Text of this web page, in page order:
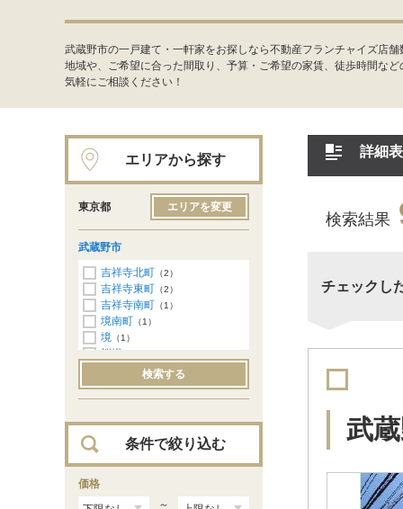
武蔵野市の一戸建て・一軒家をお探しなら不動産フランチャイズ店
地域や、ご希望に合った間取り、予算・ご希望の家賃、徒歩時間な
気軽にご相談ください！
詳細
検索結果
チェックし
武
エリアから探す
東京都 エリアを変更
武蔵野市
吉祥寺北町 （2）
吉祥寺東町 （2）
吉祥寺南町 （1）
境南町 （1）
境 （1）
桜堤
（1）検索する
条件で絞り込む
価格
～